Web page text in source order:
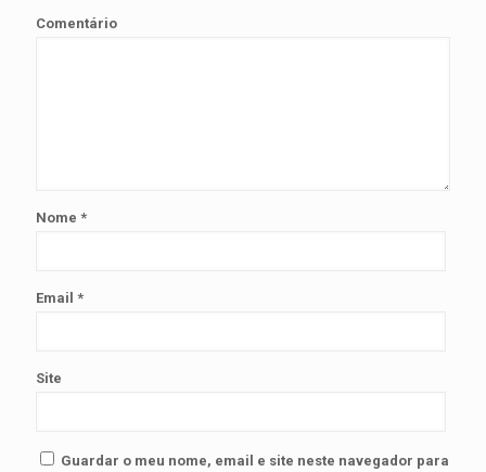
Comentário
Nome *
Email *
Site
Guardar o meu nome, email e site neste navegador para